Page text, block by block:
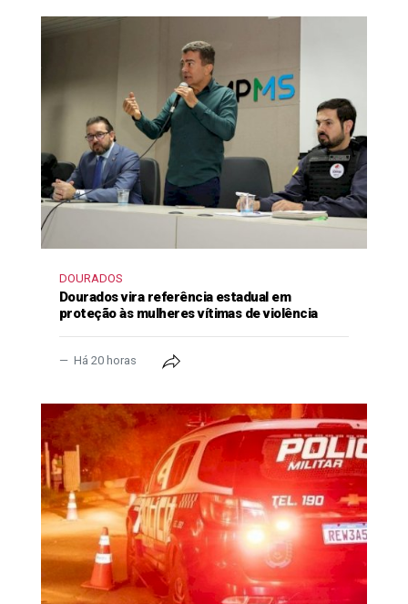
DOURADOS
Dourados vira referência estadual em
proteção às mulheres vítimas de violência
Há 20 horas